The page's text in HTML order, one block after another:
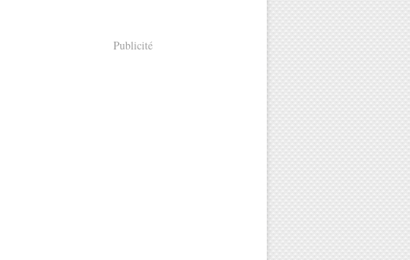
Publicité